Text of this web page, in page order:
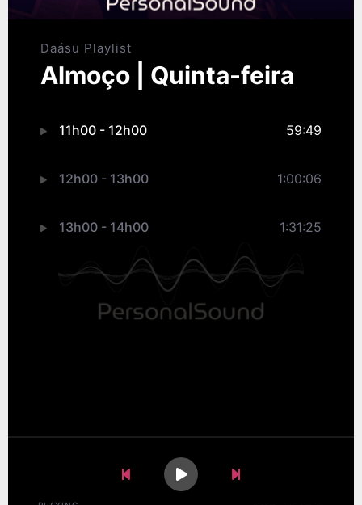
Daásu Playlist
Almoço | Quinta-feira
11h00 - 12h00 59:49
12h00 - 13h00 1:00:06
13h00 - 14h00 1:31:25
Previous Song
Play
Pause